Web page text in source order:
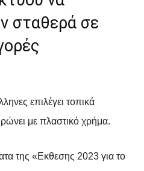
σταθερά σε
επιλέγει τοπικά
με πλαστικό χρήμα.
της «Εκθεσης 2023 για το